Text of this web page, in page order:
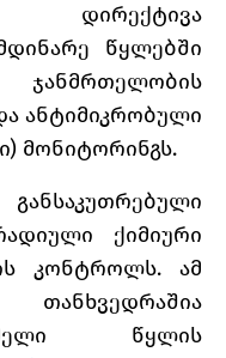
დირექტივა
წყლებში
ანტიმიკრობული
მონიტორინგს.
ქიმიური
ის კონტროლს. ამ
წყლის